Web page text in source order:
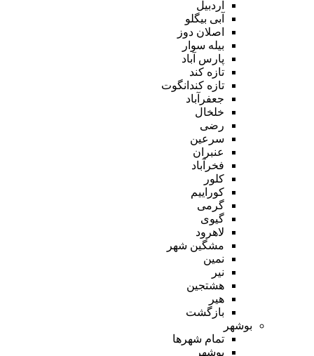
اردبیل
آبی بیگلو
اصلان دوز
بیله سوار
پارس آباد
تازه کند
تازه کندانگوت
جعفرآباد
خلخال
رضی
سرعین
عنبران
فخرآباد
کلور
کوراییم
گرمی
گیوی
لاهرود
مشگین شهر
نمین
نیر
هشتجین
هیر
بازگشت
بوشهر
تمام شهر‌ها
بوشهر